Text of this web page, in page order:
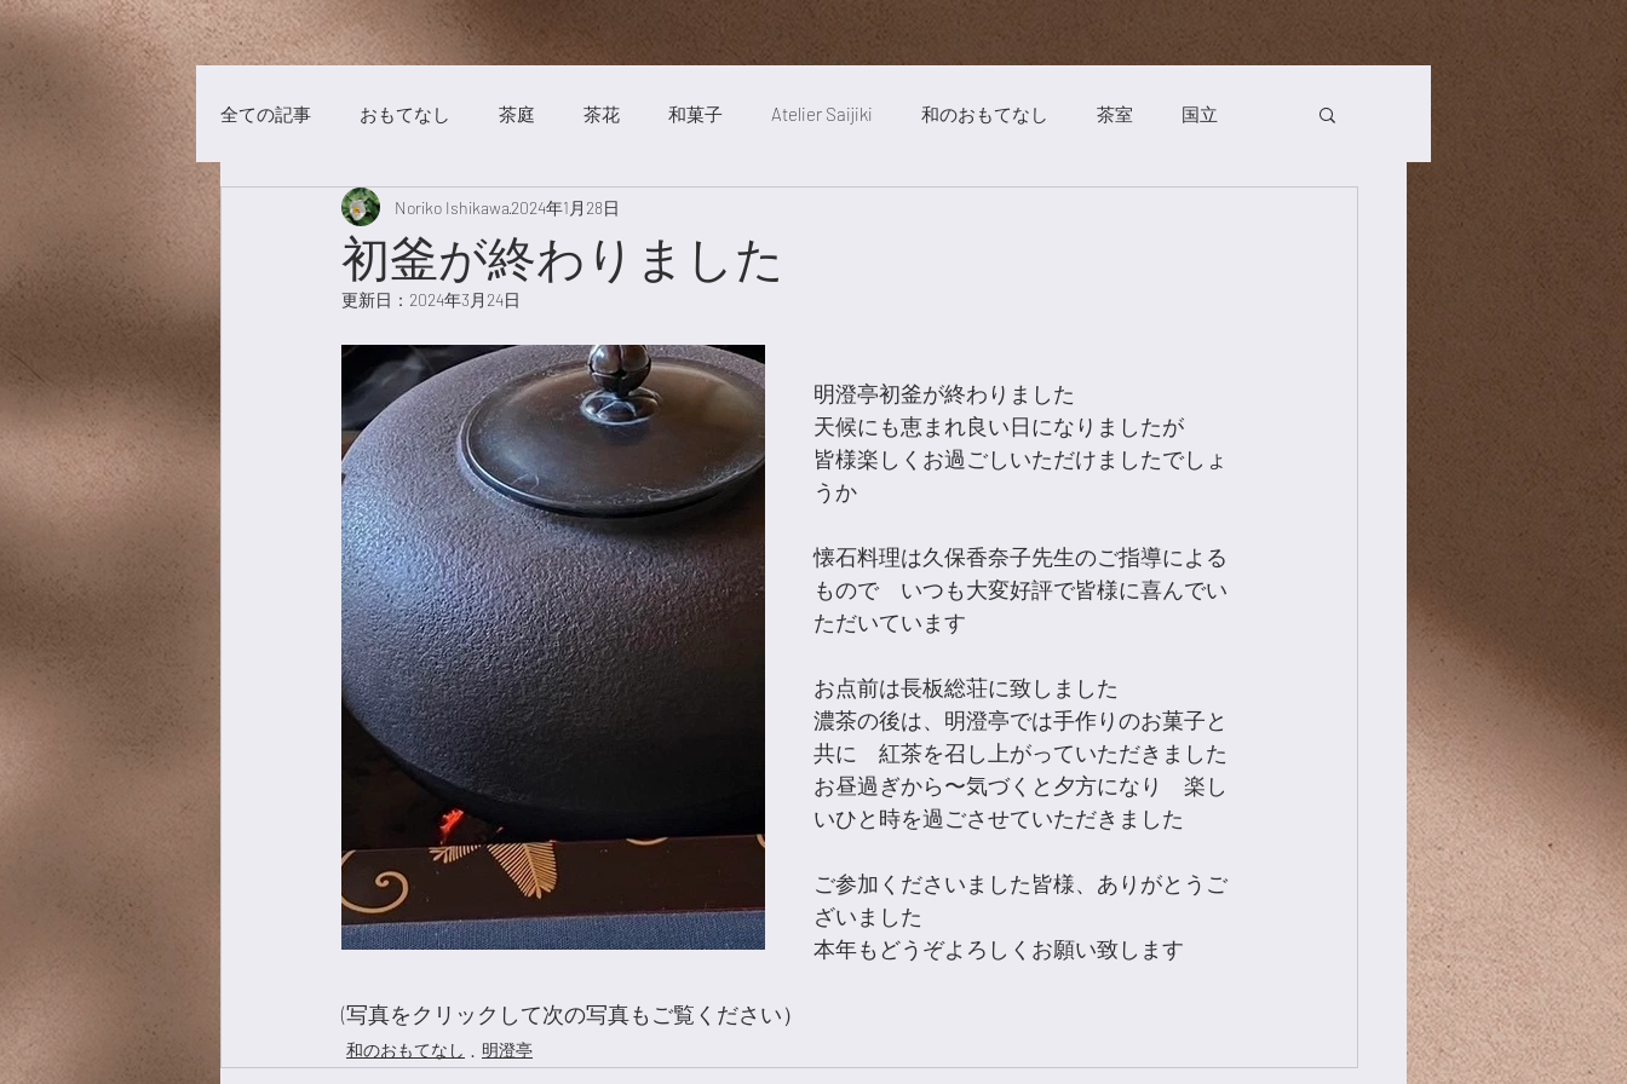
全ての記事 おもてなし 茶庭 茶花 和菓子 Atelier Saijiki 和のおもてなし 茶室 国立
洋菓子 チョコレート 絵画
食材 漢茶
養生
初釜が終わりました
Noriko Ishikawa2024年1月28日
更新日： 2024年3月24日
明澄亭初釜が終わりました
天候にも恵まれ良い日になりましたが
皆様楽しくお過ごしいただけましたでしょ
うか
懐石料理は久保香奈子先生のご指導による
もので　いつも大変好評で皆様に喜んでい
ただいています
お点前は長板総荘に致しました
濃茶の後は、明澄亭では手作りのお菓子と
共に　紅茶を召し上がっていただきました
お昼過ぎから〜気づくと夕方になり　楽し
いひと時を過ごさせていただきました
ご参加くださいました皆様、ありがとうご
ざいました
本年もどうぞよろしくお願い致します
(写真をクリックして次の写真もご覧ください）
和のおもてなし 明澄亭